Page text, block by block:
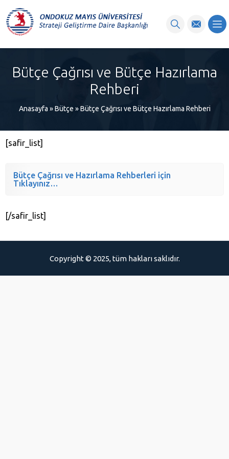
content
Bütçe Çağrısı ve Bütçe Hazırlama
Rehberi
Anasayfa »Bütçe »Bütçe Çağrısı ve Bütçe Hazırlama Rehberi
[safir_list]
Bütçe Çağrısı ve Hazırlama Rehberleri için
Tıklayınız…
[/safir_list]
Copyright © 2025, tüm hakları saklıdır.